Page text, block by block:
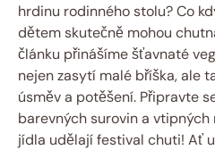
hrdinu rodinného stolu? Co
dětem skutečně mohou
článku přinášíme šťavnaté
nejen zasytí malé bříška, ale
úsměv a potěšení. Připravte
barevných surovin a vtipných
jídla udělají festival chuti! Ať